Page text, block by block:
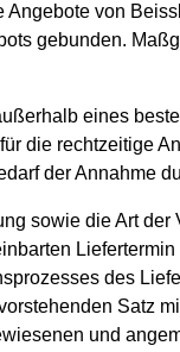
von
gebunden.
eines
die rechtzeitige
der Annahme
sowie die Art
des
Satz
und